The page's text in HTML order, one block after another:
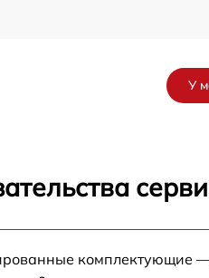
У
комплектующие